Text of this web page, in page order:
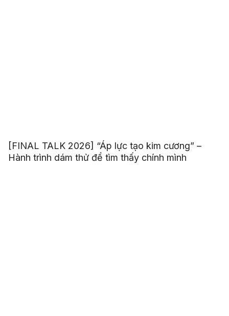
[FINAL TALK 2026] “Áp lực tạo kim cương” –
Hành trình dám thử để tìm thấy chính mình